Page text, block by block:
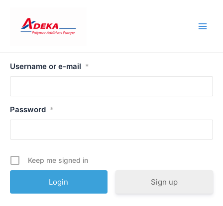
content
Username or e-mail *
Password *
Keep me signed in
Sign up